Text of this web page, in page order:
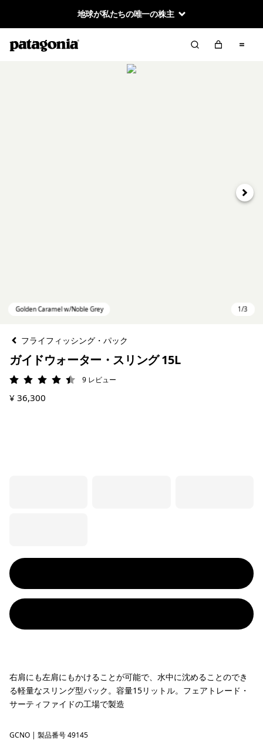
地球が私たちの唯一の株主
次へ
フライフィッシング・パック
ガイドウォーター・スリング 15L
評価: 4.4 / 5
9 レビュー
¥ 36,300
右肩にも左肩にもかけることが可能で、水中に沈めることのでき
る軽量なスリング型パック。容量15リットル。フェアトレード・
サーティファイドの工場で製造
Golden Caramel w/Noble Grey
GCNO | 製品番号 49145